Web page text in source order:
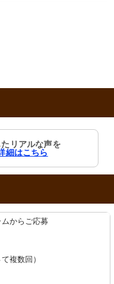
リアルな声を
細はこちら
からご応募
複数回）